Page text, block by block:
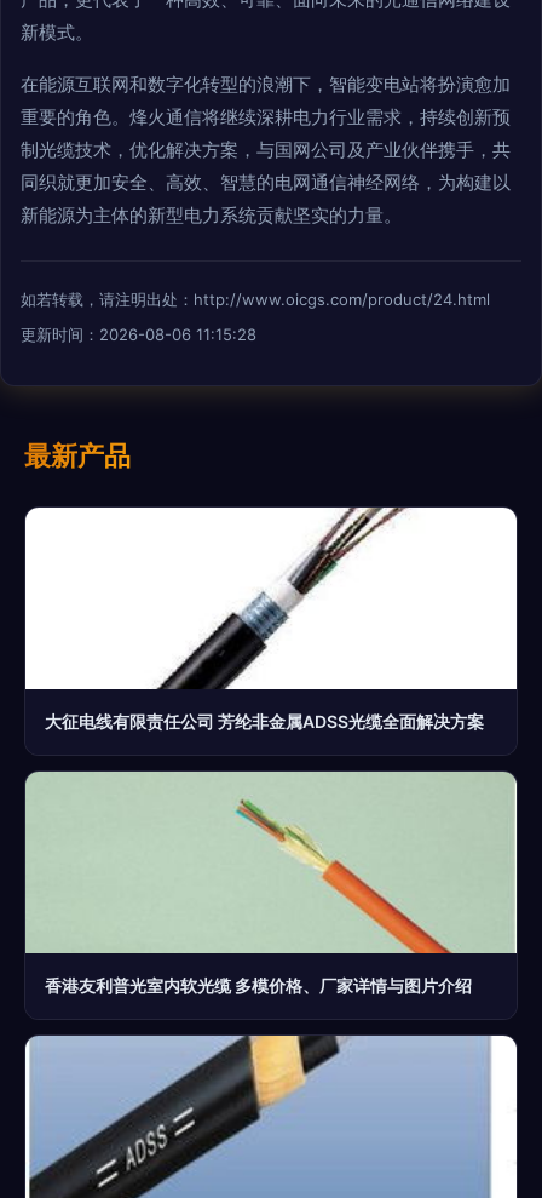
新模式。
在能源互联网和数字化转型的浪潮下，智能变电站将扮演愈加
重要的角色。烽火通信将继续深耕电力行业需求，持续创新预
制光缆技术，优化解决方案，与国网公司及产业伙伴携手，共
同织就更加安全、高效、智慧的电网通信神经网络，为构建以
新能源为主体的新型电力系统贡献坚实的力量。
如若转载，请注明出处：http://www.oicgs.com/product/24.html
更新时间：2026-08-06 11:15:28
最新产品
大征电线有限责任公司 芳纶非金属ADSS光缆全面解决方案
香港友利普光室内软光缆 多模价格、厂家详情与图片介绍